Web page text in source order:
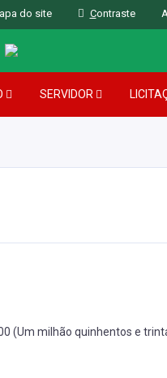
do site Contraste
SERVIDOR
(Um milhão quinhentos e